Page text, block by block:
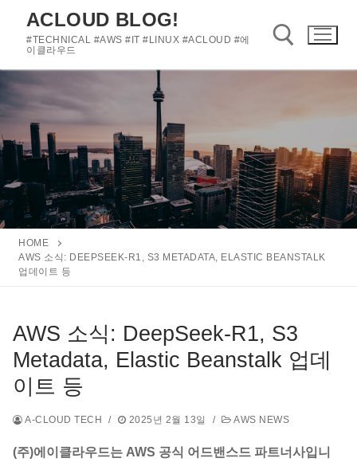
로
로
기
ACLOUD BLOG!
#TECHNICAL #AWS #IT #LINUX #ACLOUD #에
이클라우드
HOME
AWS 소식: DEEPSEEK-R1, S3 METADATA, ELASTIC BEANSTALK
업데이트 등
AWS 소식: DeepSeek-R1, S3
Metadata, Elastic Beanstalk 업데
이트 등
A-CLOUD TECH / 2025년 2월 13일 / AWS NEWS
(주)에이클라우드는 AWS 공식 어드밴스드 파트너사입니